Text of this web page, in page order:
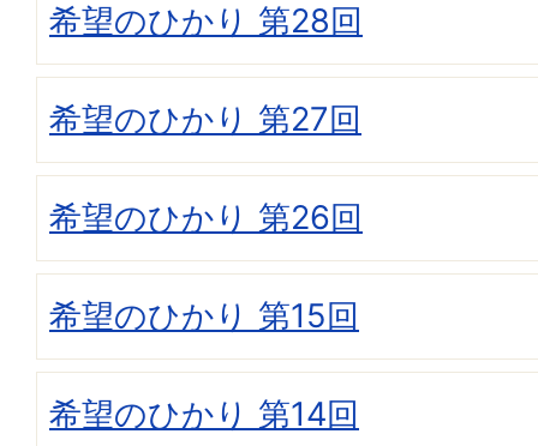
希望のひかり 第28回
希望のひかり 第27回
希望のひかり 第26回
希望のひかり 第15回
希望のひかり 第14回